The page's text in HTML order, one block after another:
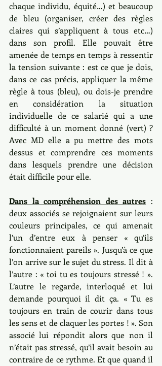
chaque individu, équité…) et beaucoup
de bleu (organiser, créer des règles
claires qui s’appliquent à tous etc…)
dans son profil. Elle pouvait être
amenée de temps en temps à ressentir
la tension suivante : est ce que je dois,
dans ce cas précis, appliquer la même
règle à tous (bleu), ou dois-je prendre
en considération la situation
individuelle de ce salarié qui a une
difficulté à un moment donné (vert) ?
Avec MD elle a pu mettre des mots
dessus et comprendre ces moments
dans lesquels prendre une décision
était difficile pour elle.
Dans la compréhension des autres :
deux associés se rejoignaient sur leurs
couleurs principales, ce qui amenait
l’un d’entre eux à penser « qu’ils
fonctionnaient pareils ». Jusqu’à ce que
l’on arrive sur le sujet du stress. Il dit à
l’autre : « toi tu es toujours stressé ! ».
L’autre le regarde, interloqué et lui
demande pourquoi il dit ça. « Tu es
toujours en train de courir dans tous
les sens et de claquer les portes ! ». Son
associé lui répondit alors que non il
n’était pas stressé, qu’il avait besoin au
contraire de ce rythme. Et que quand il